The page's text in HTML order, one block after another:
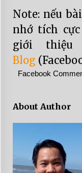
Note: nếu
nhớ tích
giới
Blog
Facebook
About Author